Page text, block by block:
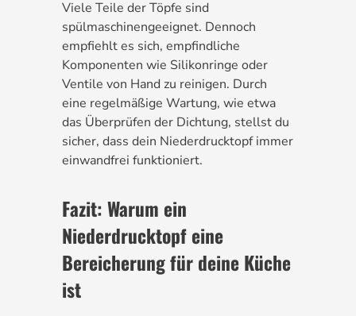
Viele Teile der Töpfe sind
spülmaschinengeeignet. Dennoch
empfiehlt es sich, empfindliche
Komponenten wie Silikonringe oder
Ventile von Hand zu reinigen. Durch
eine regelmäßige Wartung, wie etwa
das Überprüfen der Dichtung, stellst du
sicher, dass dein Niederdrucktopf immer
einwandfrei funktioniert.
Fazit: Warum ein
Niederdrucktopf eine
Bereicherung für deine Küche
ist